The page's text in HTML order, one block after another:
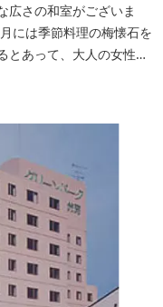
広さの和室がございま
には季節料理の梅懐石を
とあって、大人の女性に